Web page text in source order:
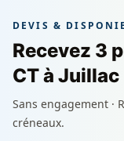
DEVIS &
Recevez 3
CT à Juillac
Sans engagement ·
créneaux.